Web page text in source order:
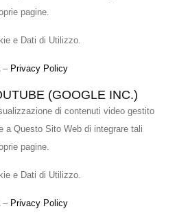
pagine.
e Dati di Utilizzo.
– Privacy Policy
(GOOGLE INC.)
di contenuti video gestito
a Questo Sito Web di integrare tali
pagine.
e Dati di Utilizzo.
– Privacy Policy